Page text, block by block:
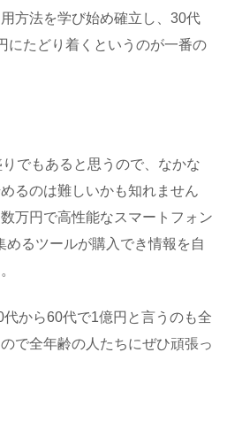
方法を学び始め確立し、30代
にたどり着くというのが一番の
でもあると思うので、なかな
るのは難しいかも知れません
万円で高性能なスマートフォン
るツールが購入でき情報を自
から60代で1億円と言うのも全
で全年齢の人たちにぜひ頑張っ